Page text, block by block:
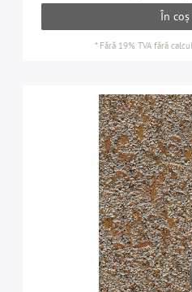
În coș
* Fără 19% TVAfără